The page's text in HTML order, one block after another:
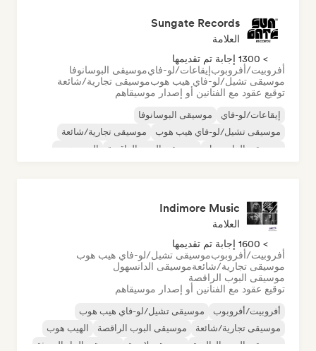
Sungate Records
العلامة
> 1300 إجابة تم تقديمها
أفروبيت/أفروبوبإيقاعات/لو-فايموسيقى البوسانوفا
موسيقى تشيل/لو-فاي هيب هوبموسيقى تجارية/شائعة
توقيع عقود مع الفنانين أو إصدار موسيقاهم
إيقاعات/لو-فاي
موسيقى البوسانوفا
موسيقى تشيل/لو-فاي هيب هوب
موسيقى تجارية/شائعة
موسيقى الدانسهول
موسيقى البوب الراقصة
الهيب هوب
Indimore Music
العلامة
> 1600 إجابة تم تقديمها
أفروبيت/أفروبوبموسيقى تشيل/لو-فاي هيب هوب
موسيقى تجارية/شائعةموسيقى الدانسهول
موسيقى البوب الراقصة
توقيع عقود مع الفنانين أو إصدار موسيقاهم
أفروبيت/أفروبوب
موسيقى تشيل/لو-فاي هيب هوب
موسيقى تجارية/شائعة
موسيقى البوب الراقصة
الهيب هوب
موسيقى البوب العالمية
موسيقى لاتينية موسيقى الجاز الحديثة